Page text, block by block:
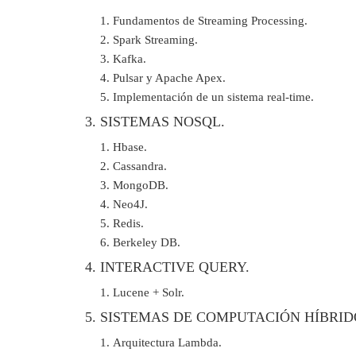
Fundamentos de Streaming Processing.
Spark Streaming.
Kafka.
Pulsar y Apache Apex.
Implementación de un sistema real-time.
3. SISTEMAS NOSQL.
Hbase.
Cassandra.
MongoDB.
Neo4J.
Redis.
Berkeley DB.
4. INTERACTIVE QUERY.
Lucene + Solr.
5. SISTEMAS DE COMPUTACIÓN
Arquitectura Lambda.